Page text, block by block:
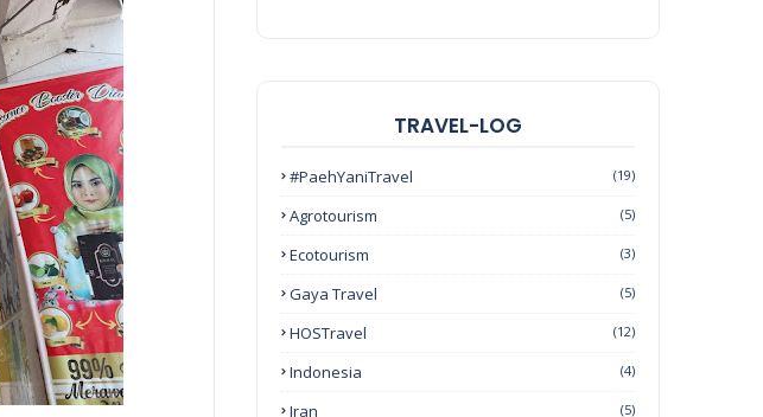
TRAVEL-LOG
#PaehYaniTravel (19)
Agrotourism (5)
Ecotourism (3)
Gaya Travel (5)
HOSTravel (12)
Indonesia (4)
Iran (5)